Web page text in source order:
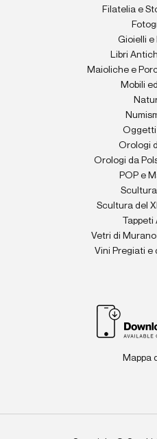
Filatelia e
Gioielli e
Libri
Maioliche e
Mobili
Orologi
Orologi da
POP e
Scultura del
Tappeti
Vetri di
Vini Pregiati e
Mappa